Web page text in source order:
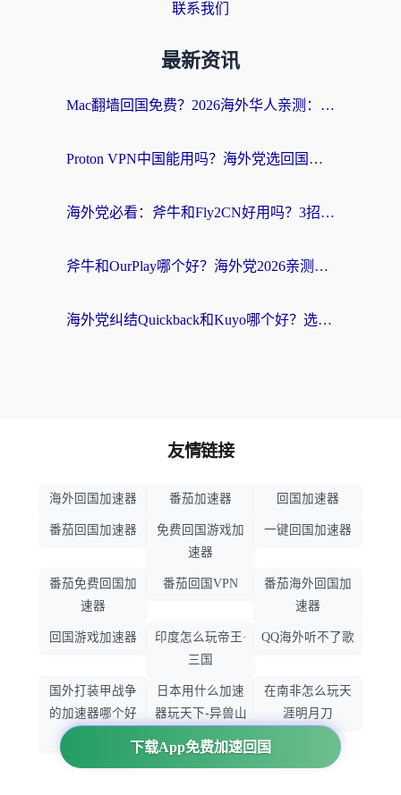
联系我们
最新资讯
Mac翻墙回国免费？2026海外华人亲测：从CCTV5直播到国内APP，这样选加速器才靠谱
Proton VPN中国能用吗？海外党选回国加速器的避坑指南（附番茄加速器实测）
海外党必看：斧牛和Fly2CN好用吗？3招教你选对回国加速器（附免费试用攻略）
斧牛和OurPlay哪个好？海外党2026亲测：选对加速器，国内资源秒加载
海外党纠结Quickback和Kuyo哪个好？选对回国加速器才能无缝刷国内资源
下载App免费加速回国
友情链接
海外回国加速器 番茄加速器 回国加速器
番茄回国加速器
免费回国游戏加
速器
一键回国加速器
番茄免费回国加
速器
番茄回国VPN
番茄海外回国加
速器
回国游戏加速器
印度怎么玩帝王·
三国
QQ海外听不了歌
国外打装甲战争
的加速器哪个好
日本用什么加速
器玩天下-异兽山
海
在南非怎么玩天
涯明月刀